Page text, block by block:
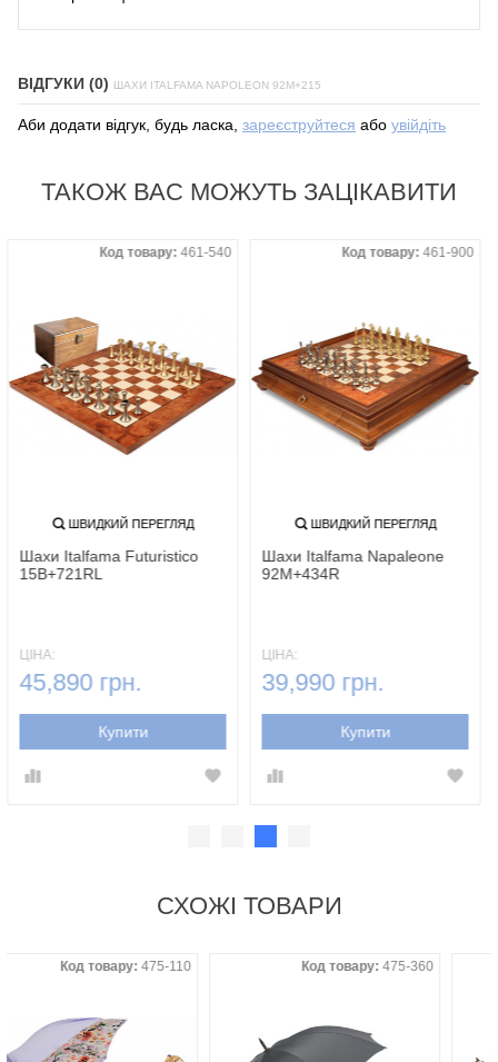
ВІДГУКИ (0) ШАХИ ITALFAMA NAPOLEON 92M+215
Аби додати відгук, будь ласка, зареєструйтеся або увійдіть
ТАКОЖ ВАС МОЖУТЬ ЗАЦІКАВИТИ
Код товару:461-540
ШВИДКИЙ ПЕРЕГЛЯД
Шахи Italfama Futuristico
15B+721RL
ЦІНА:
45,890 грн.
Купити
Код товару:461-900
ШВИДКИЙ ПЕРЕГЛЯД
Шахи Italfama Napaleone
92M+434R
ЦІНА:
39,990 грн.
Купити
СХОЖІ ТОВАРИ
Код товару:475-110 Код товару:475-360